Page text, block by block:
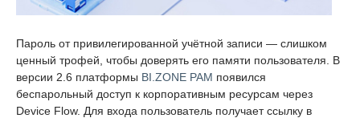
Пароль от привилегированной учётной записи — слишком
ценный трофей, чтобы доверять его памяти пользователя. В
версии 2.6 платформы BI.ZONE PAM появился
беспарольный доступ к корпоративным ресурсам через
Device Flow. Для входа пользователь получает ссылку в